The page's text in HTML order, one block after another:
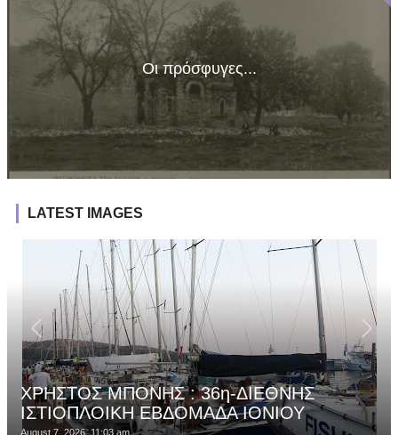
Οι πρόσφυγες...
LATEST IMAGES
ΧΡΗΣΤΟΣ ΜΠΟΝΗΣ : 36η-ΔΙΕΘΝΗΣ
ΙΣΤΙΟΠΛΟΙΚΗ ΕΒΔΟΜΑΔΑ ΙΟΝΙΟΥ
August 7, 2026, 11:03 am